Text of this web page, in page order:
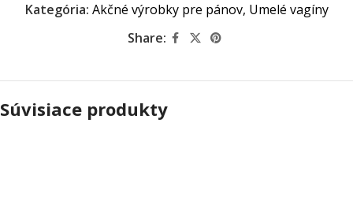
Kategória: Akčné výrobky pre pánov, Umelé vagíny
Share:
Súvisiace produkty